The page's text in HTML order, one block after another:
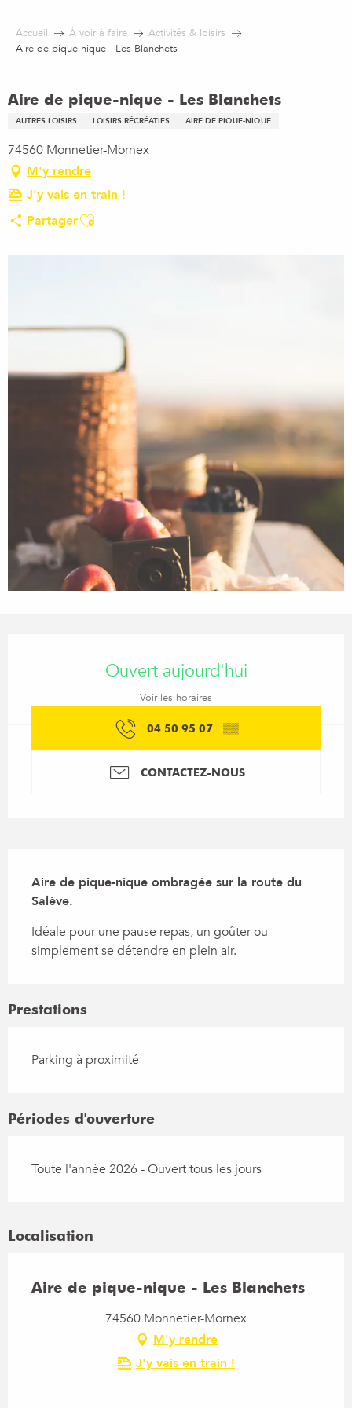
contenu
Accueil À voir à faire
Activités & loisirs
Aire de pique-nique - Les Blanchets
Aire de pique-nique - Les Blanchets
AUTRES LOISIRS LOISIRS RÉCRÉATIFS AIRE DE PIQUE-NIQUE
74560 Monnetier-Mornex
M'y rendre
J'y vais en train !
PartagerAjouter aux favoris
Ouvert aujourd'hui
Voir les horaires
04 50 95 07 ▒▒
CONTACTEZ-NOUS
Aire de pique-nique ombragée sur la route du
Salève.
Idéale pour une pause repas, un goûter ou
simplement se détendre en plein air.
Prestations
Parking à proximité
Périodes d'ouverture
Toute l'année 2026 - Ouvert tous les jours
Localisation
Aire de pique-nique - Les Blanchets
74560 Monnetier-Mornex
M'y rendre
J'y vais en train !